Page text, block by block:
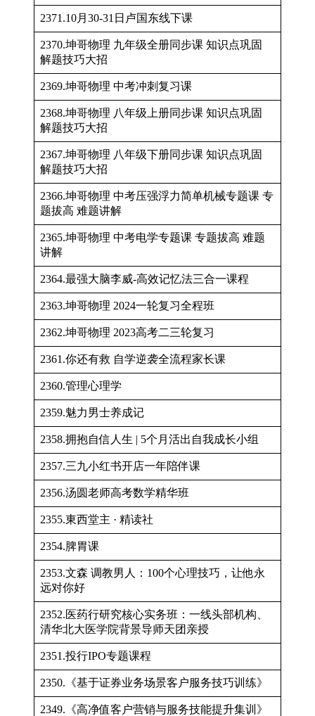
2371.10月30-31日卢国东线下课
2370.坤哥物理 九年级全册同步课 知识点巩固
解题技巧大招
2369.坤哥物理 中考冲刺复习课
2368.坤哥物理 八年级上册同步课 知识点巩固
解题技巧大招
2367.坤哥物理 八年级下册同步课 知识点巩固
解题技巧大招
2366.坤哥物理 中考压强浮力简单机械专题课 专
题拔高 难题讲解
2365.坤哥物理 中考电学专题课 专题拔高 难题
讲解
2364.最强大脑李威-高效记忆法三合一课程
2363.坤哥物理 2024一轮复习全程班
2362.坤哥物理 2023高考二三轮复习
2361.你还有救 自学逆袭全流程家长课
2360.管理心理学
2359.魅力男士养成记
2358.拥抱自信人生 | 5个月活出自我成长小组
2357.三九小红书开店一年陪伴课
2356.汤圆老师高考数学精华班
2355.東西堂主 · 精读社
2354.脾胃课
2353.文森 调教男人：100个心理技巧，让他永
远对你好
2352.医药行研究核心实务班：一线头部机构、
清华北大医学院背景导师天团亲授
2351.投行IPO专题课程
2350.《基于证券业务场景客户服务技巧训练》
2349.《高净值客户营销与服务技能提升集训》